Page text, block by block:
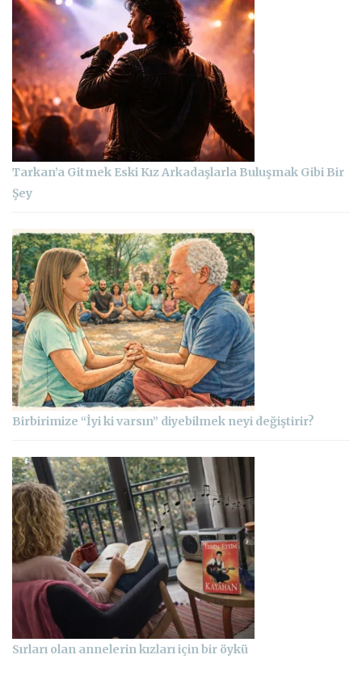
Tarkan’a Gitmek Eski Kız Arkadaşlarla Buluşmak Gibi Bir
Şey
Birbirimize “İyi ki varsın” diyebilmek neyi değiştirir?
Sırları olan annelerin kızları için bir öykü